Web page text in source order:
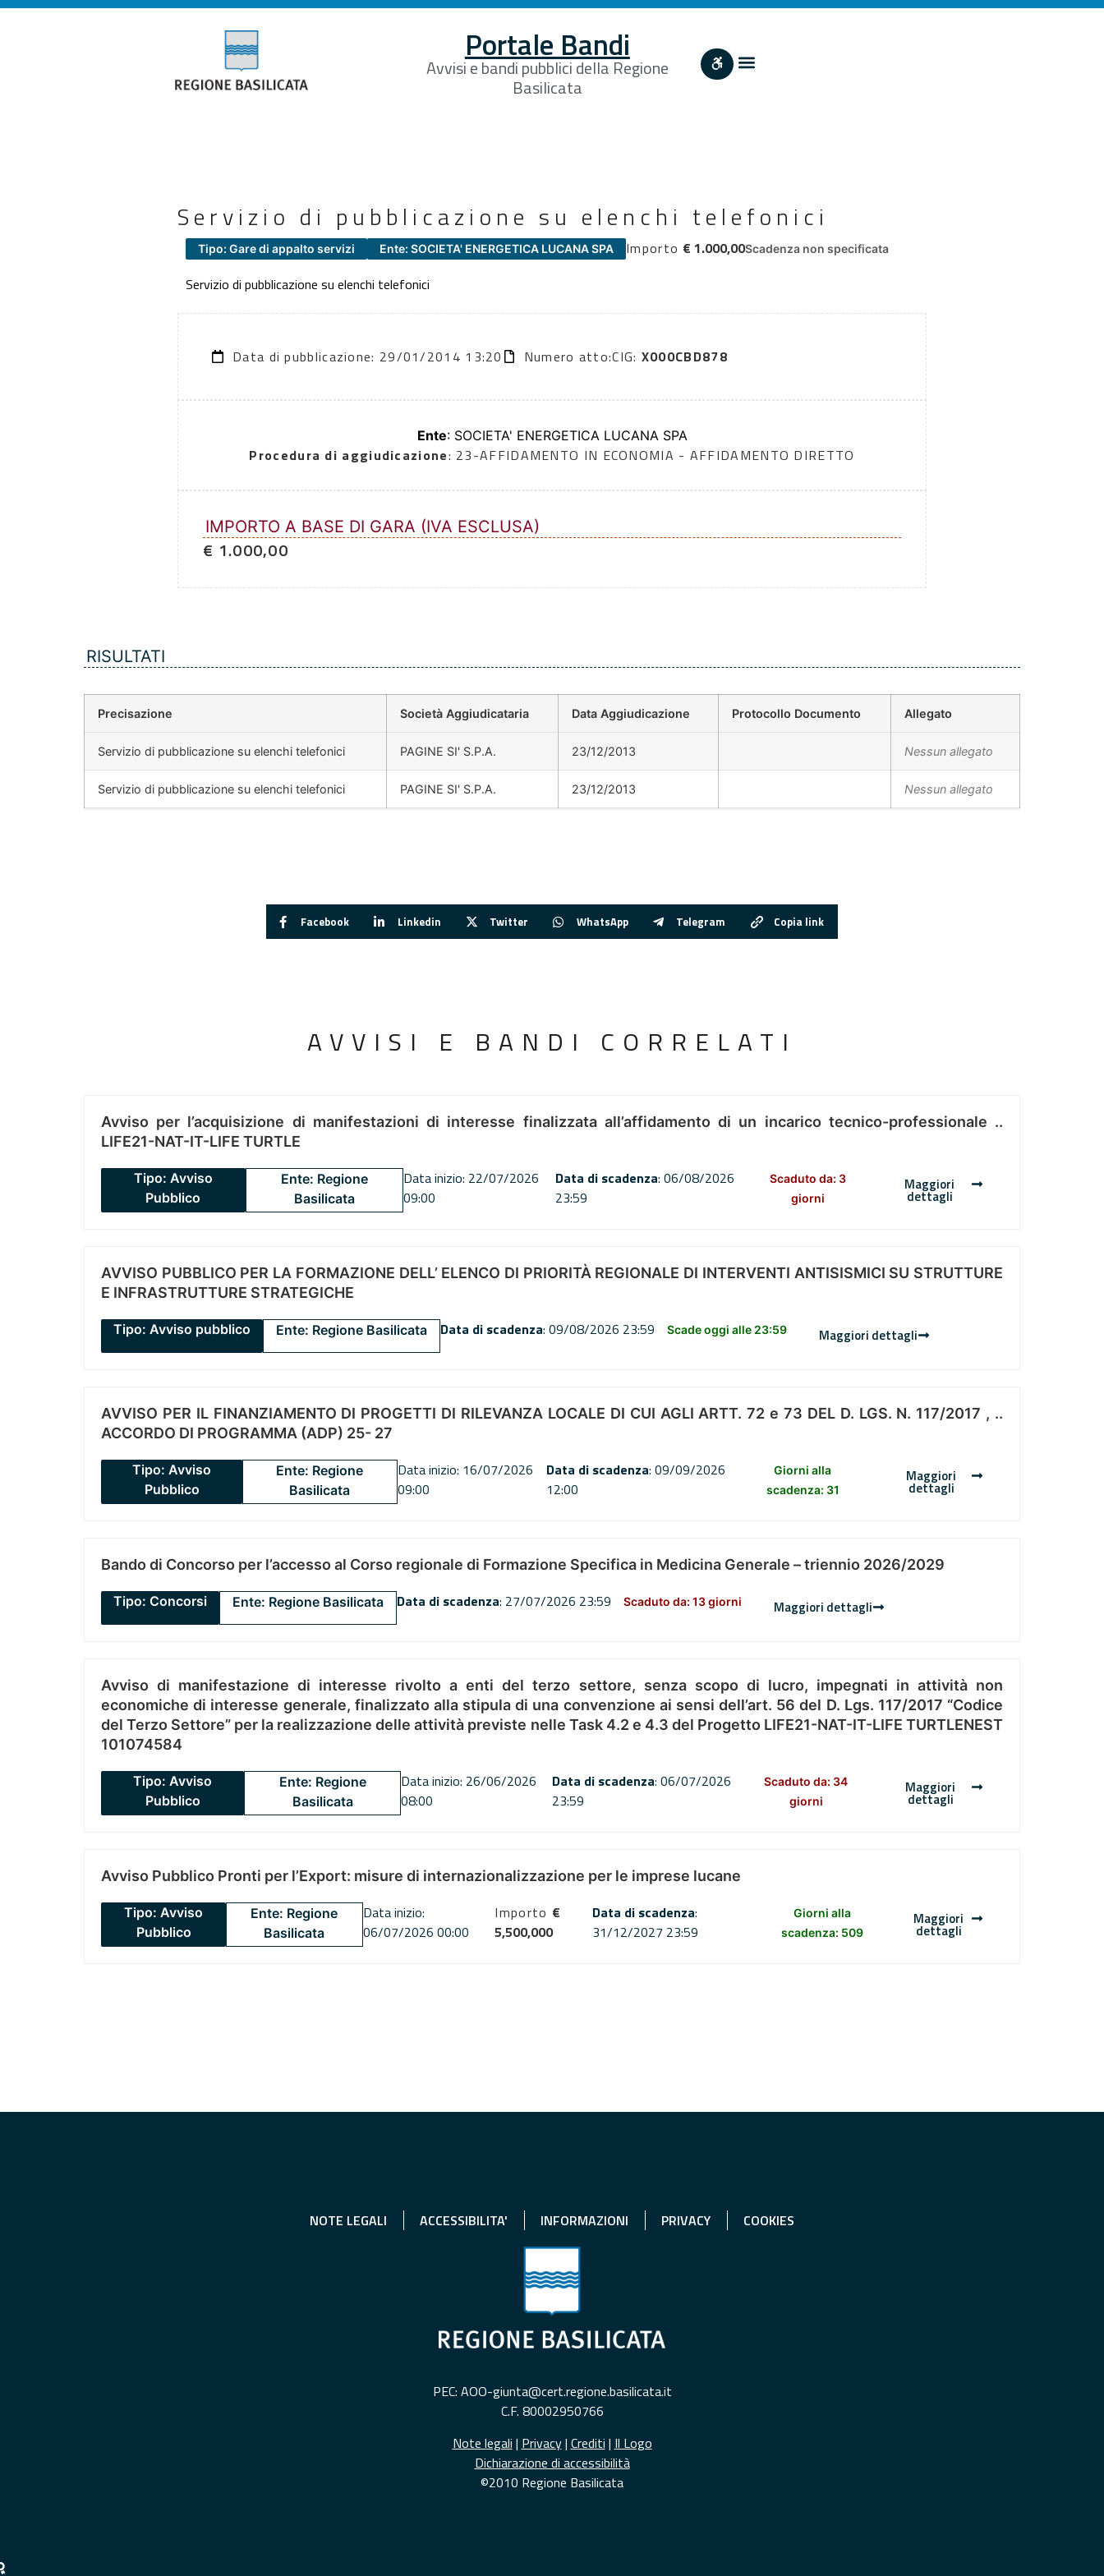
Portale Bandi
Avvisi e bandi pubblici della Regione
Basilicata
Servizio di pubblicazione su elenchi telefonici
Tipo: Gare di appalto servizi Ente: SOCIETA' ENERGETICA LUCANA SPA Importo € 1.000,00Scadenza non specificata
Servizio di pubblicazione su elenchi telefonici
Data di pubblicazione: 29/01/2014 13:20 Numero atto:CIG: X000CBD878
Ente: SOCIETA' ENERGETICA LUCANA SPA
Procedura di aggiudicazione: 23-AFFIDAMENTO IN ECONOMIA - AFFIDAMENTO DIRETTO
IMPORTO A BASE DI GARA (IVA ESCLUSA)
€ 1.000,00
RISULTATI
Precisazione Società Aggiudicataria Data Aggiudicazione Protocollo Documento Allegato
Servizio di pubblicazione su elenchi telefonici PAGINE SI' S.P.A. 23/12/2013 Nessun allegato
Servizio di pubblicazione su elenchi telefonici PAGINE SI' S.P.A. 23/12/2013 Nessun allegato
Facebook Linkedin Twitter WhatsApp Telegram Copia link
AVVISI E BANDI CORRELATI
Avviso per l’acquisizione di manifestazioni di interesse finalizzata all’affidamento di un incarico tecnico-professionale ..
LIFE21-NAT-IT-LIFE TURTLE
Tipo: Avviso
Pubblico
Ente: Regione
Basilicata
Data inizio: 22/07/2026
09:00
Data di scadenza: 06/08/2026
23:59
Scaduto da: 3
giorni
Maggiori
dettagli
AVVISO PUBBLICO PER LA FORMAZIONE DELL’ ELENCO DI PRIORITÀ REGIONALE DI INTERVENTI ANTISISMICI SU STRUTTURE
E INFRASTRUTTURE STRATEGICHE
Tipo: Avviso pubblico Ente: Regione Basilicata Data di scadenza: 09/08/2026 23:59 Scade oggi alle 23:59 Maggiori dettagli
AVVISO PER IL FINANZIAMENTO DI PROGETTI DI RILEVANZA LOCALE DI CUI AGLI ARTT. 72 e 73 DEL D. LGS. N. 117/2017 , ..
ACCORDO DI PROGRAMMA (ADP) 25- 27
Tipo: Avviso
Pubblico
Ente: Regione
Basilicata
Data inizio: 16/07/2026
09:00
Data di scadenza: 09/09/2026
12:00
Giorni alla
scadenza: 31
Maggiori
dettagli
Bando di Concorso per l’accesso al Corso regionale di Formazione Specifica in Medicina Generale – triennio 2026/2029
Tipo: Concorsi Ente: Regione Basilicata Data di scadenza: 27/07/2026 23:59 Scaduto da: 13 giorni Maggiori dettagli
Avviso di manifestazione di interesse rivolto a enti del terzo settore, senza scopo di lucro, impegnati in attività non
economiche di interesse generale, finalizzato alla stipula di una convenzione ai sensi dell’art. 56 del D. Lgs. 117/2017 “Codice
del Terzo Settore” per la realizzazione delle attività previste nelle Task 4.2 e 4.3 del Progetto LIFE21-NAT-IT-LIFE TURTLENEST
101074584
Tipo: Avviso
Pubblico
Ente: Regione
Basilicata
Data inizio: 26/06/2026
08:00
Data di scadenza: 06/07/2026
23:59
Scaduto da: 34
giorni
Maggiori
dettagli
Avviso Pubblico Pronti per l’Export: misure di internazionalizzazione per le imprese lucane
Tipo: Avviso
Pubblico
Ente: Regione
Basilicata
Data inizio:
06/07/2026 00:00
Importo €
5,500,000
Data di scadenza:
31/12/2027 23:59
Giorni alla
scadenza: 509
Maggiori
dettagli
NOTE LEGALI ACCESSIBILITA' INFORMAZIONI PRIVACY COOKIES
PEC: AOO-giunta@cert.regione.basilicata.it
C.F. 80002950766
Note legali | Privacy| Crediti | Il Logo
Dichiarazione di accessibilità
©2010 Regione Basilicata